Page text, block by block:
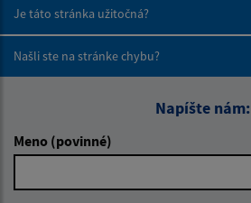
Je táto stránka užitočná?
Našli ste na stránke chybu?
Napíšte nám:
Meno (povinné)